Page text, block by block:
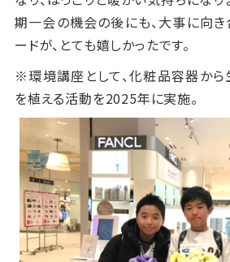
期一会の機会の後にも、大事に向き
ードが、とても嬉しかったです。
※環境講座として、化粧品容器か
を植える活動を2025年に実施。